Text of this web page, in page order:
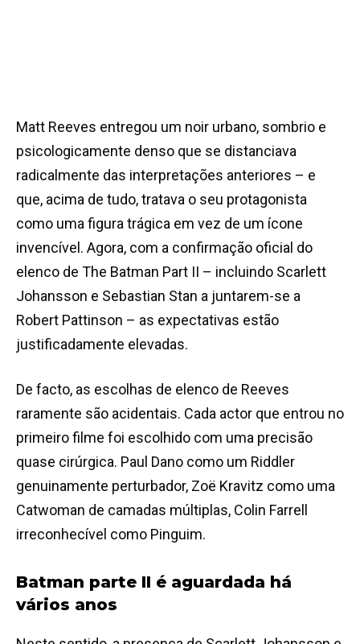
Matt Reeves entregou um noir urbano, sombrio e
psicologicamente denso que se distanciava
radicalmente das interpretações anteriores – e
que, acima de tudo, tratava o seu protagonista
como uma figura trágica em vez de um ícone
invencível. Agora, com a confirmação oficial do
elenco de The Batman Part II – incluindo Scarlett
Johansson e Sebastian Stan a juntarem-se a
Robert Pattinson – as expectativas estão
justificadamente elevadas.
De facto, as escolhas de elenco de Reeves
raramente são acidentais. Cada actor que entrou no
primeiro filme foi escolhido com uma precisão
quase cirúrgica. Paul Dano como um Riddler
genuinamente perturbador, Zoë Kravitz como uma
Catwoman de camadas múltiplas, Colin Farrell
irreconhecível como Pinguim.
Batman parte II é aguardada há
vários anos